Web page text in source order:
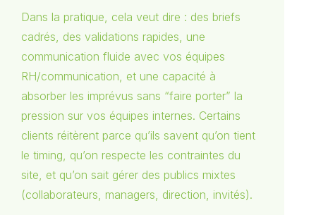
Dans la pratique, cela veut dire : des briefs
cadrés, des validations rapides, une
communication fluide avec vos équipes
RH/communication, et une capacité à
absorber les imprévus sans “faire porter” la
pression sur vos équipes internes. Certains
clients réitèrent parce qu’ils savent qu’on tient
le timing, qu’on respecte les contraintes du
site, et qu’on sait gérer des publics mixtes
(collaborateurs, managers, direction, invités).